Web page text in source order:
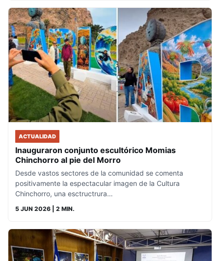
ACTUALIDAD
Inauguraron conjunto escultórico Momias
Chinchorro al pie del Morro
Desde vastos sectores de la comunidad se comenta
positivamente la espectacular imagen de la Cultura
Chinchorro, una esctructrura…
5 JUN 2026 | 2 MIN.